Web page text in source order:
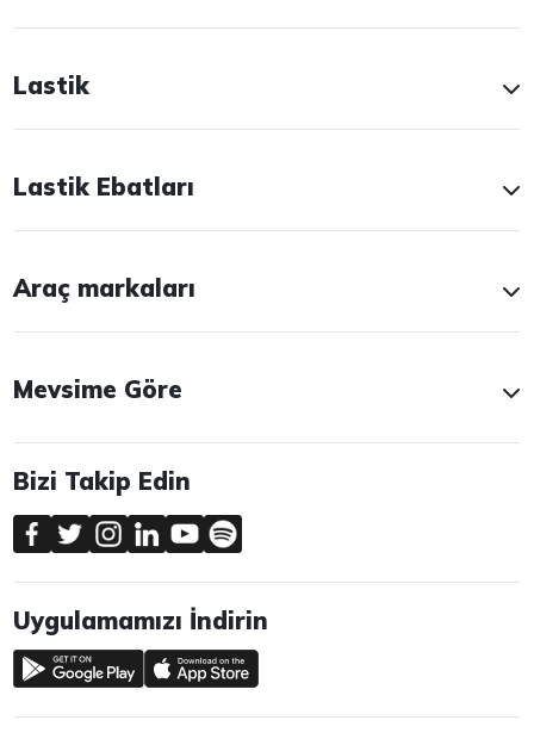
Lastik
Lastik Ebatları
Araç markaları
Mevsime Göre
Bizi Takip Edin
Uygulamamızı İndirin